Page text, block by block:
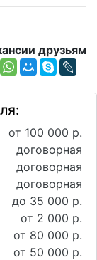
друзьям
от 100 000 р.
договорная
договорная
договорная
до 35 000 р.
от 2 000 р.
от 80 000 р.
от 50 000 р.